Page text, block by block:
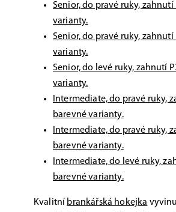
Senior, do pravé ruky, zahnutí
varianty.
Senior, do pravé ruky, zahnutí
varianty.
Senior, do levé ruky, zahnutí
varianty.
Intermediate, do pravé ruky,
barevné varianty.
Intermediate, do pravé ruky,
barevné varianty.
Intermediate, do levé ruky,
barevné varianty.
Kvalitní brankářská hokejka